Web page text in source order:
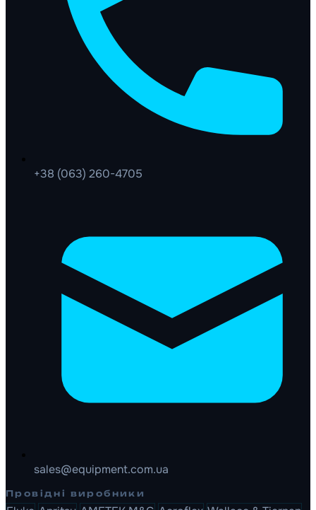
+38 (063) 260-4705
sales@equipment.com.ua
Провідні виробники